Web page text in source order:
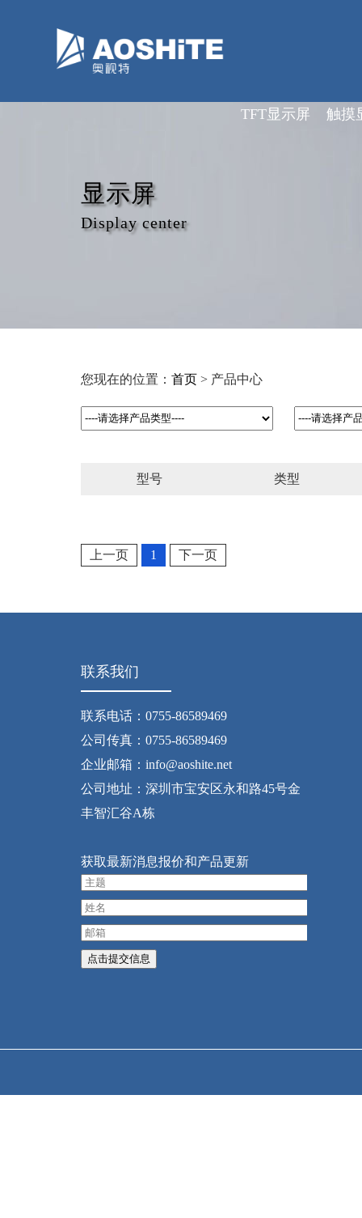
触摸
TFT显示屏
显示屏
Display center
您现在的位置： 首页 > 产品中心
型号 类型
上一页 1 下一页
联系我们
联系电话：0755-86589469
公司传真：0755-86589469
企业邮箱：info@aoshite.net
公司地址：深圳市宝安区永和路45号金
丰智汇谷A栋
获取最新消息报价和产品更新